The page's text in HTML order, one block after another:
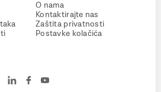
O nama
Kontaktirajte nas
Zaštita privatnosti
Postavke kolačića